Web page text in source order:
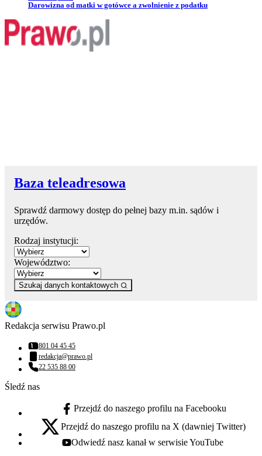
Przejdź do artykułu:
Darowizna od matki w gotówce a zwolnienie z podatku
Baza teleadresowa
Sprawdź darmowy dostęp do pełnej bazy m.in. sądów i
urzędów.
Rodzaj instytucji:
Województwo:
Szukaj danych kontaktowych
Redakcja serwisu Prawo.pl
Numer telefonu:
801 04 45 45
Adres email:
redakcja@prawo.pl
Numer telefonu:
22 535 88 00
Śledź nas
facebook - otwiera się w nowej karcie
Przejdź do naszego profilu na Facebooku
x - otwiera się w nowej karcie
Przejdź do naszego profilu na X (dawniej Twitter)
youtube - otwiera się w nowej karcie
Odwiedź nasz kanał w serwisie YouTube